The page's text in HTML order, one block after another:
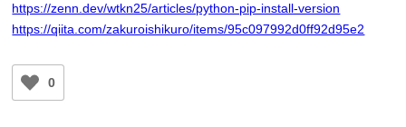
https://zenn.dev/wtkn25/articles/python-pip-install-version
https://qiita.com/zakuroishikuro/items/95c097992d0ff92d95e2
0